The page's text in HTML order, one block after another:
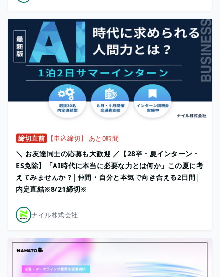
締切直前 【申込締切】 あと0時間
＼ お友達同士の応募も大歓迎 ／【28卒・夏インターン・
ES免除】「AI時代に本当に必要な力とは何か」この夏に考
えてみませんか？│仲間・自分と本気で向き合える2日間│
内定直結※8/21締切※
ナイル株式会社